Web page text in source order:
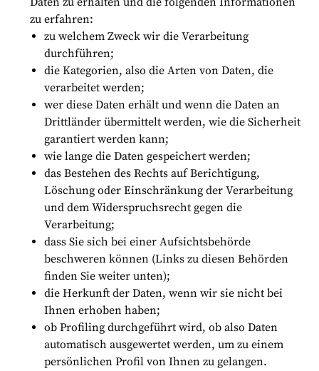
zu erfahren:
zu welchem Zweck wir die Verarbeitung
durchführen;
die Kategorien, also die Arten von Daten, die
verarbeitet werden;
wer diese Daten erhält und wenn die Daten an
Drittländer übermittelt werden, wie die Sicherheit
garantiert werden kann;
wie lange die Daten gespeichert werden;
das Bestehen des Rechts auf Berichtigung,
Löschung oder Einschränkung der Verarbeitung
und dem Widerspruchsrecht gegen die
Verarbeitung;
dass Sie sich bei einer Aufsichtsbehörde
beschweren können (Links zu diesen Behörden
finden Sie weiter unten);
die Herkunft der Daten, wenn wir sie nicht bei
Ihnen erhoben haben;
ob Profiling durchgeführt wird, ob also Daten
automatisch ausgewertet werden, um zu einem
persönlichen Profil von Ihnen zu gelangen.